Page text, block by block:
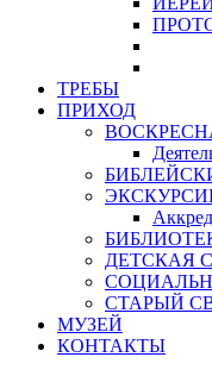
ТРЕБЫ
ПРИХОД
ДЕТСКАЯ
СТАРЫЙ
МУЗЕЙ
КОНТАКТЫ